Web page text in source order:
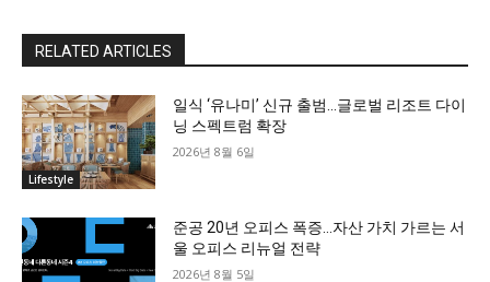
RELATED ARTICLES
Lifestyle
일식 ‘유나미’ 신규 출범…글로벌 리조트 다이
닝 스펙트럼 확장
2026년 8월 6일
준공 20년 오피스 폭증…자산 가치 가르는 서
울 오피스 리뉴얼 전략
2026년 8월 5일